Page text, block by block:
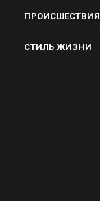
ПРОИСШЕСТВИЯ
СТИЛЬ ЖИЗНИ